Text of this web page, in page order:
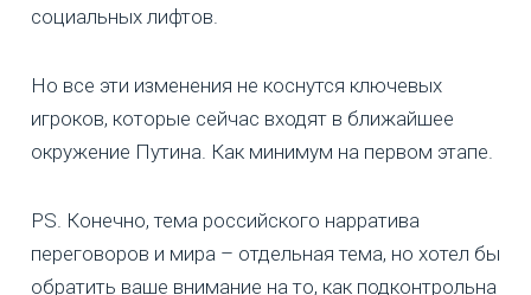
социальных лифтов.
Но все эти изменения не коснутся ключевых
игроков, которые сейчас входят в ближайшее
окружение Путина. Как минимум на первом этапе.
PS. Конечно, тема российского нарратива
переговоров и мира – отдельная тема, но хотел бы
обратить ваше внимание на то, как подконтрольна